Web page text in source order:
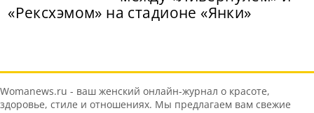
«Рексхэмом» на стадионе «Янки»
Womanews.ru - ваш женский онлайн-журнал о красоте,
здоровье, стиле и отношениях. Мы предлагаем вам свежие